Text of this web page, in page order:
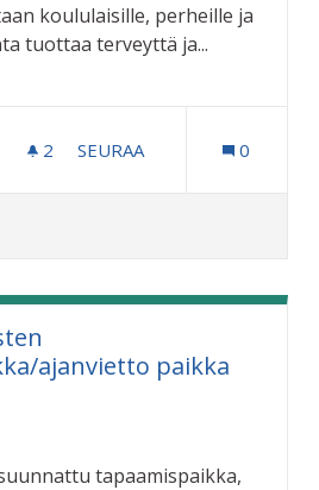
koululaisille, perheille ja
tuottaa terveyttä ja...
mukaan: Liikunta ja ulkoilu
2 2 SEURAAJAA
SEURAA 0
ajanvietto paikka
tapaamispaikka,